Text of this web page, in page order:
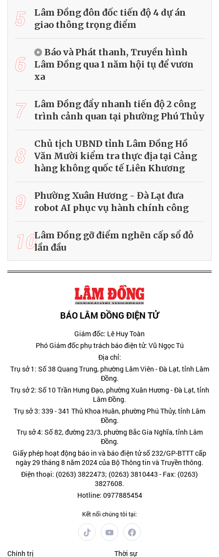
5
Lâm Đồng đôn đốc tiến độ 4 dự án
giao thông trọng điểm
6
Báo và Phát thanh, Truyền hình
Lâm Đồng qua 1 năm hội tụ để vươn
xa
7
Lâm Đồng đẩy nhanh tiến độ 2 công
trình cảnh quan tại phường Phú Thủy
8
Chủ tịch UBND tỉnh Lâm Đồng Hồ
Văn Mười kiểm tra thực địa tại Cảng
hàng không quốc tế Liên Khương
9
Phường Xuân Hương - Đà Lạt đưa
robot AI phục vụ hành chính công
10Lâm Đồng gỡ điểm nghẽn cấp sổ đỏ
lần đầu
BÁO LÂM ĐỒNG ĐIỆN TỬ
Giám đốc: Lê Huy Toàn
Phó Giám đốc phụ trách báo điện tử: Vũ Ngọc Tú
Địa chỉ:
Trụ sở 1: Số 38 Quang Trung, phường Lâm Viên - Đà Lạt, tỉnh Lâm
Đồng.
Trụ sở 2: Số 10 Trần Hưng Đạo, phường Xuân Hương - Đà Lạt, tỉnh
Lâm Đồng.
Trụ sở 3: 339 - 341 Thủ Khoa Huân, phường Phú Thủy, tỉnh Lâm
Đồng.
Trụ sở 4: Số 82, đường 23/3, phường Bắc Gia Nghĩa, tỉnh Lâm
Đồng.
Giấy phép hoạt động báo in và báo điện tử số 232/GP-BTTT cấp
ngày 29 tháng 8 năm 2024 của Bộ Thông tin và Truyền thông.
Điện thoại: (0263) 3822473; (0263) 3810443 - Fax: (0263)
3827608.
Hotline: 0977885454
Kết nối chúng tôi tại:
Chính trị Thời sự